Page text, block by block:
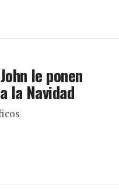
le ponen
la Navidad